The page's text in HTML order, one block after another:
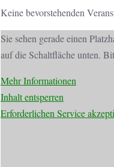
Keine bevorstehenden
Sie sehen gerade einen
auf die Schaltfläche unten.
Mehr Informationen
Inhalt entsperren
Erforderlichen Service